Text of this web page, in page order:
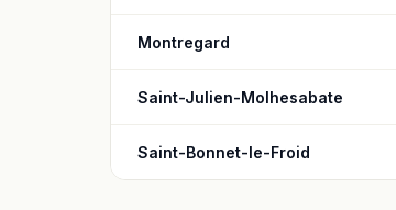
Montregard
Saint-Julien-Molhesabate
Saint-Bonnet-le-Froid